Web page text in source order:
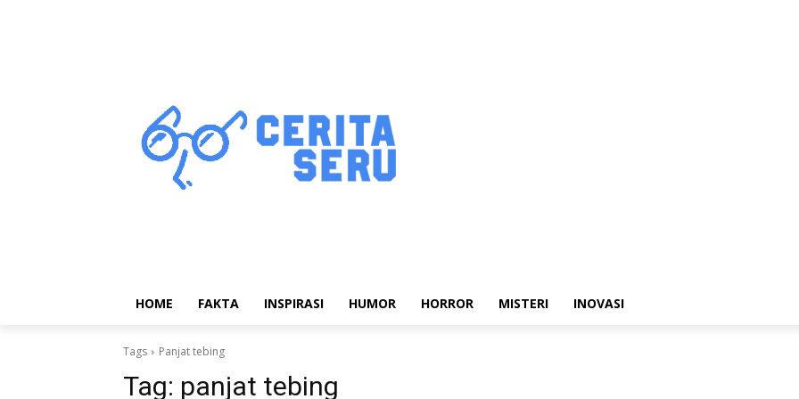
HOME FAKTA INSPIRASI HUMOR HORROR MISTERI INOVASI
Tags Panjat tebing
Tag: panjat tebing